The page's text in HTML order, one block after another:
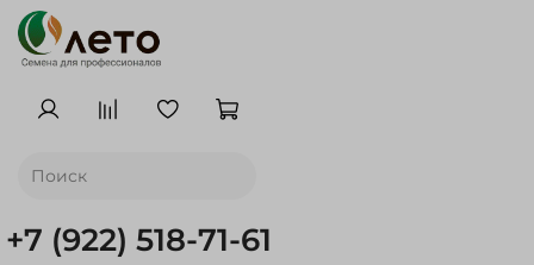
+7 (922) 518-71-61